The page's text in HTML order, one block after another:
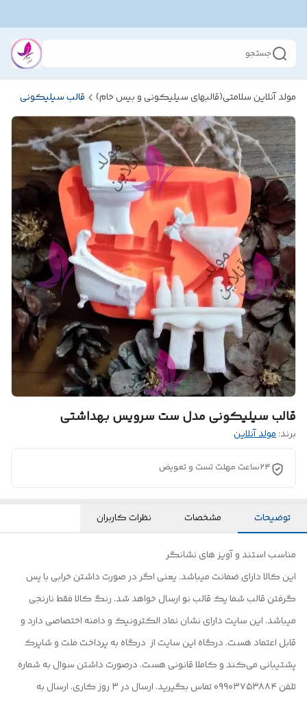
جستجو
مولد آنلاین سلامتی(قالبهای سیلیکونی و بیس خام) قالب سیلیکونی
قالب سیلیکونی مدل ست سرویس بهداشتی
برند:مولد آنلاین
۲۴ساعت مهلت تست و تعویض
توضیحات مشخصات نظرات کاربران
مناسب استند و آویز های نشانگر
این کالا دارای ضمانت میباشد. یعنی اگر در صورت داشتن خرابی با پس
گرفتن قالب شما یک قالب نو ارسال خواهد شد. رنگ کالا فقط نارنجی
میباشد. این سایت دارای نشان نماد الکترونیک و دامنه اختصاصی دارد و
قابل اعتماد هست. درگاه این سایت از درگاه به پرداخت ملت و شاپرک
پشتیبانی می‌کند و کاملا قانونی هست. درصورت داشتن سوال به شماره
تلفن ۰۹۹۰۳۷۵۳۸۸۴ تماس بگیرید. ارسال در ۳ روز کاری. ارسال به